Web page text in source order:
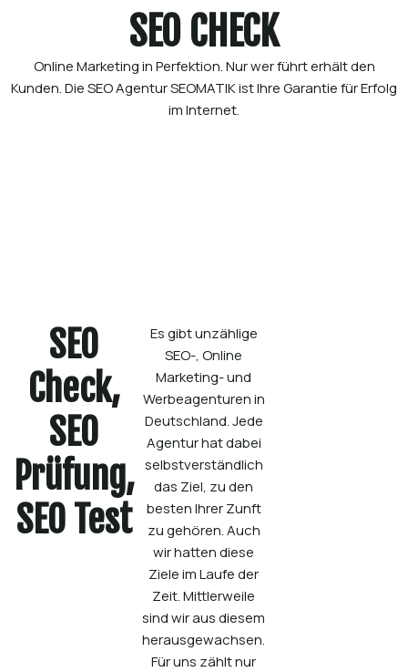
SEO CHECK
Online Marketing in Perfektion. Nur wer führt erhält den
Kunden. Die SEO Agentur SEOMATIK ist Ihre Garantie für Erfolg
im Internet.
Es gibt unzählige
SEO-, Online
Marketing- und
Werbeagenturen in
Deutschland. Jede
Agentur hat dabei
selbstverständlich
das Ziel, zu den
besten Ihrer Zunft
zu gehören. Auch
wir hatten diese
Ziele im Laufe der
Zeit. Mittlerweile
sind wir aus diesem
herausgewachsen.
Für uns zählt nur
SEO
Check,
SEO
Prüfung,
SEO Test